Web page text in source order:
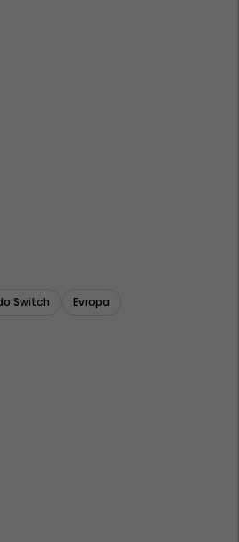
Switch Evropa